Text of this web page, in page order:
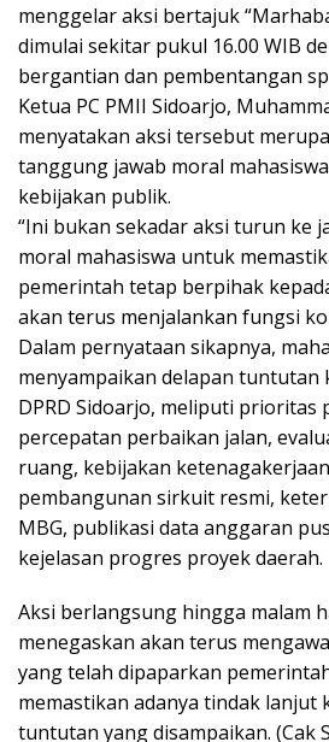
menggelar aksi bertajuk
dimulai sekitar pukul 16.00 WIB
bergantian dan pembentangan
Ketua PC PMII Sidoarjo,
menyatakan aksi tersebut
tanggung jawab moral
kebijakan publik.
“Ini bukan sekadar aksi turun ke
moral mahasiswa untuk
pemerintah tetap berpihak
akan terus menjalankan fungsi
Dalam pernyataan sikapnya,
menyampaikan delapan tuntutan
DPRD Sidoarjo, meliputi prioritas
percepatan perbaikan jalan,
ruang, kebijakan
pembangunan sirkuit resmi,
MBG, publikasi data anggaran
kejelasan progres proyek daerah.
Aksi berlangsung hingga malam
menegaskan akan terus
yang telah dipaparkan
memastikan adanya tindak lanjut
tuntutan yang disampaikan. (Cak